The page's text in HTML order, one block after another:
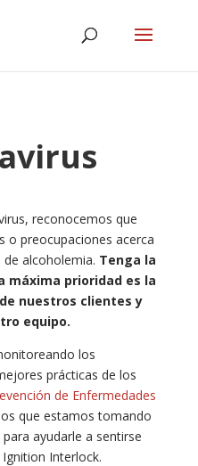
reconocemos que
o preocupaciones acerca
alcoholemia. Tenga la
máxima prioridad es la
nuestros clientes y
equipo.
los
prácticas de los
de Enfermedades
que estamos tomando
ayudarle a sentirse
Interlock.